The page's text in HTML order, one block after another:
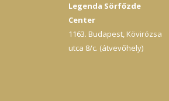
Legenda Sörfőzde
Center
1163. Budapest, Kövirózsa
utca 8/c. (átvevőhely)